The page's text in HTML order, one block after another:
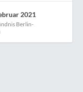
2021
Berlin-